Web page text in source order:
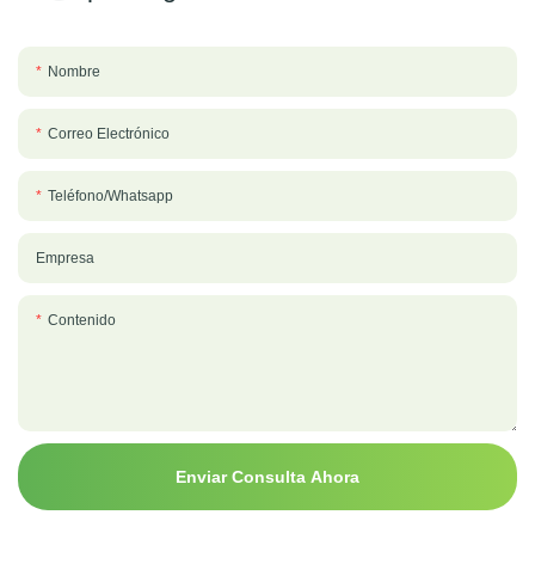
Nombre
Correo Electrónico
Teléfono/whatsapp
Empresa
Contenido
Enviar Consulta Ahora